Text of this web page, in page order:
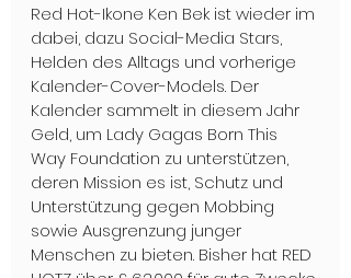
Red Hot-Ikone Ken Bek ist wieder im
dabei, dazu Social-Media Stars,
Helden des Alltags und vorherige
Kalender-Cover-Models. Der
Kalender sammelt in diesem Jahr
Geld, um Lady Gagas Born This
Way Foundation zu unterstützen,
deren Mission es ist, Schutz und
Unterstützung gegen Mobbing
sowie Ausgrenzung junger
Menschen zu bieten. Bisher hat RED